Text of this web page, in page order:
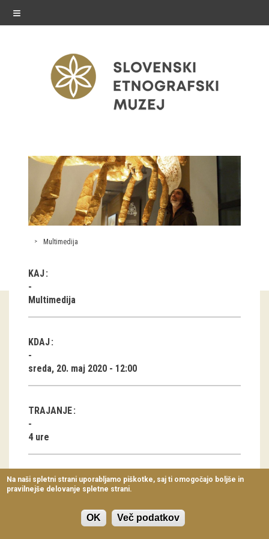
≡
razstave
Stalne razstave
Občasne razstave
Virtualni sprehodi
Razstavni projekti
Arhiv razstav
dogodki
Koledar dogodkov
Prireditve
Predavanja
Delavnice
Vodeni ogledi
Multimedija
KAJ
Multimedija
KDAJ
sreda, 20. maj 2020 - 12:00
TRAJANJE
4 ure
Na naši spletni strani uporabljamo piškotke, saj ti omogočajo boljše in
pravilnejše delovanje spletne strani.
OK Več podatkov